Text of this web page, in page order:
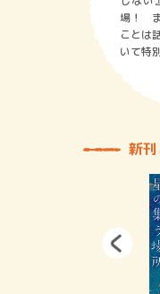
場！
ことは
いて特
新